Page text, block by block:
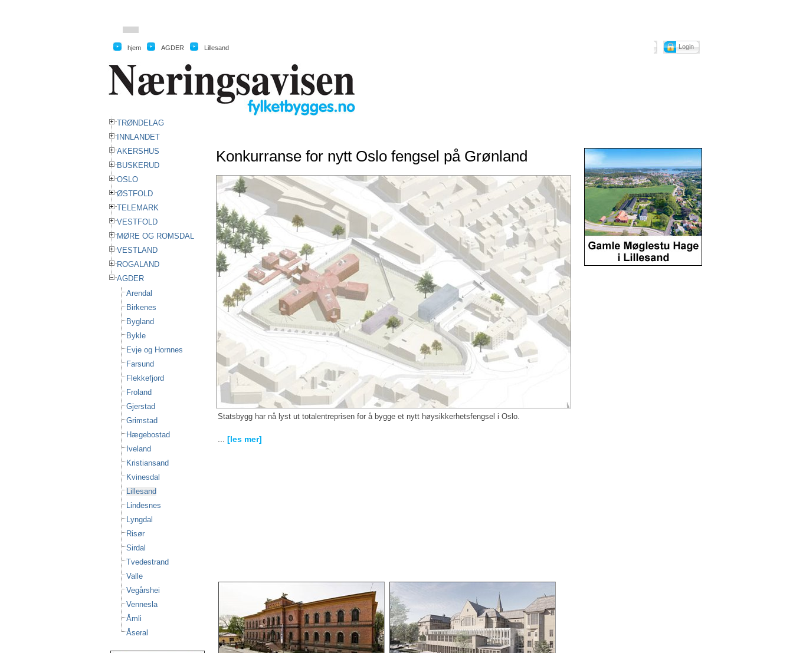
hjem
hjem
AGDER Lillesand Login
TRØNDELAG
INNLANDET
AKERSHUS
BUSKERUD
OSLO
ØSTFOLD
TELEMARK
VESTFOLD
MØRE OG ROMSDAL
VESTLAND
ROGALAND
AGDER
Arendal
Birkenes
Bygland
Bykle
Evje og Hornnes
Farsund
Flekkefjord
Froland
Gjerstad
Grimstad
Hægebostad
Iveland
Kristiansand
Kvinesdal
Lillesand
Lindesnes
Lyngdal
Risør
Sirdal
Tvedestrand
Valle
Vegårshei
Vennesla
Åmli
Åseral
Konkurranse for nytt Oslo fengsel på Grønland
Statsbygg har nå lyst ut totalentreprisen for å bygge et nytt høysikkerhetsfengsel i Oslo.
[les mer]